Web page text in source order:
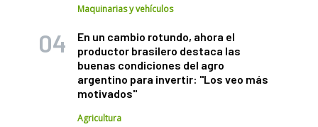
Maquinarias y vehículos
En un cambio rotundo, ahora el
productor brasilero destaca las
buenas condiciones del agro
argentino para invertir: "Los veo más
motivados"
Agricultura